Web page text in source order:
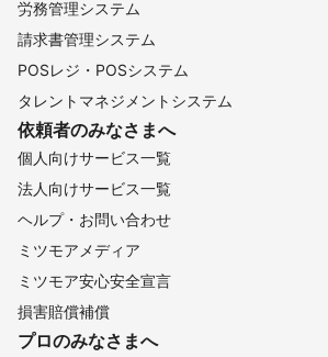
労務管理システム
請求書管理システム
POSレジ・POSシステム
タレントマネジメントシステム
依頼者のみなさまへ
個人向けサービス一覧
法人向けサービス一覧
ヘルプ・お問い合わせ
ミツモアメディア
ミツモア安心安全宣言
損害賠償補償
プロのみなさまへ